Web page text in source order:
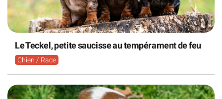
Le Teckel, petite saucisse au tempérament de feu
Chien / Race